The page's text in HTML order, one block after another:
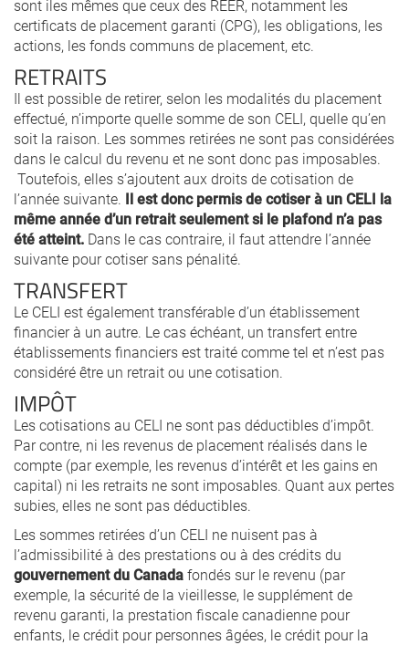
sont iles mêmes que ceux des REER, notamment les
certificats de placement garanti (CPG), les obligations, les
actions, les fonds communs de placement, etc.
RETRAITS
Il est possible de retirer, selon les modalités du placement
effectué, n’importe quelle somme de son CELI, quelle qu’en
soit la raison. Les sommes retirées ne sont pas considérées
dans le calcul du revenu et ne sont donc pas imposables.
Toutefois, elles s’ajoutent aux droits de cotisation de
l’année suivante. Il est donc permis de cotiser à un CELI la
même année d’un retrait seulement si le plafond n’a pas
été atteint. Dans le cas contraire, il faut attendre l’année
suivante pour cotiser sans pénalité.
TRANSFERT
Le CELI est également transférable d’un établissement
financier à un autre. Le cas échéant, un transfert entre
établissements financiers est traité comme tel et n’est pas
considéré être un retrait ou une cotisation.
IMPÔT
Les cotisations au CELI ne sont pas déductibles d’impôt.
Par contre, ni les revenus de placement réalisés dans le
compte (par exemple, les revenus d’intérêt et les gains en
capital) ni les retraits ne sont imposables. Quant aux pertes
subies, elles ne sont pas déductibles.
Les sommes retirées d’un CELI ne nuisent pas à
l’admissibilité à des prestations ou à des crédits du
gouvernement du Canadafondés sur le revenu (par
exemple, la sécurité de la vieillesse, le supplément de
revenu garanti, la prestation fiscale canadienne pour
enfants, le crédit pour personnes âgées, le crédit pour la